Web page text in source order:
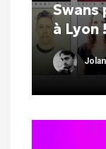
Swans
à Lyon !
Jolan